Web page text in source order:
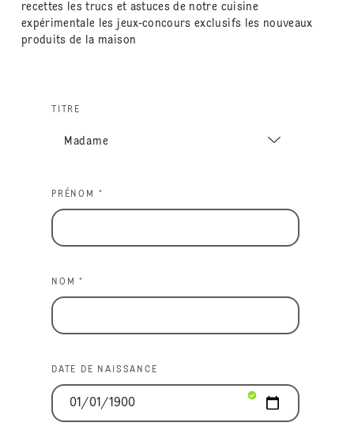
recettes les trucs et astuces de notre cuisine
expérimentale les jeux-concours exclusifs les nouveaux
produits de la maison
TITRE
PRÉNOM *
NOM *
DATE DE NAISSANCE